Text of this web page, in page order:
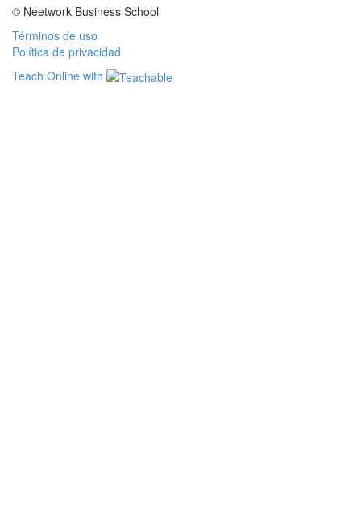
© Neetwork Business School
Términos de uso
Política de privacidad
Teach Online with